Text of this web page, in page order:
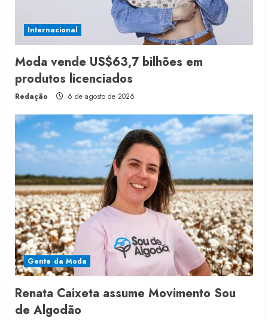
Internacional
Moda vende US$63,7 bilhões em
produtos licenciados
Redação 6 de agosto de 2026
Gente da Moda
Renata Caixeta assume Movimento Sou
de Algodão